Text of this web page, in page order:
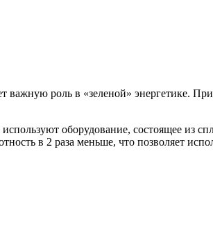
роль в «зеленой» энергетике.
оборудование, состоящее из
в 2 раза меньше, что позволяет